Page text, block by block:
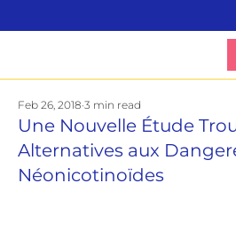
Une Nouvelle Étude
Alternatives aux
Néonicotinoïdes
Feb 26, 2018 3 min read